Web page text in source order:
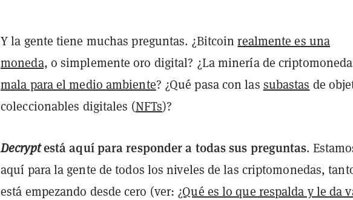
Y la gente tiene muchas preguntas. ¿Bitcoinrealmente es una
moneda, o simplemente oro digital? ¿La minería de
mala para el medio ambiente? ¿Qué pasa con las subastas de
coleccionables digitales (NFTs)?
Decryptestá aquí para responder a todassus preguntas.
aquí para la gente de todos los niveles de las criptomonedas,
está empezando desde cero (ver: ¿Qué es lo que respalda y le da